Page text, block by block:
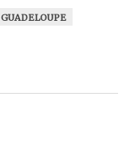
GUADELOUPE